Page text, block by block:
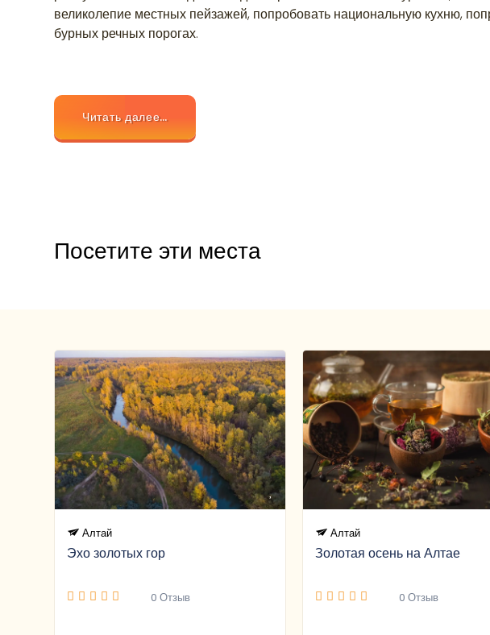
великолепие местных пейзажей, попробовать национальную кухню,
бурных речных порогах.
Читать далее…
Посетите эти места
Алтай
Эхо золотых гор
0 Отзыв
Алтай
Золотая осень на Алтае
0 Отзыв